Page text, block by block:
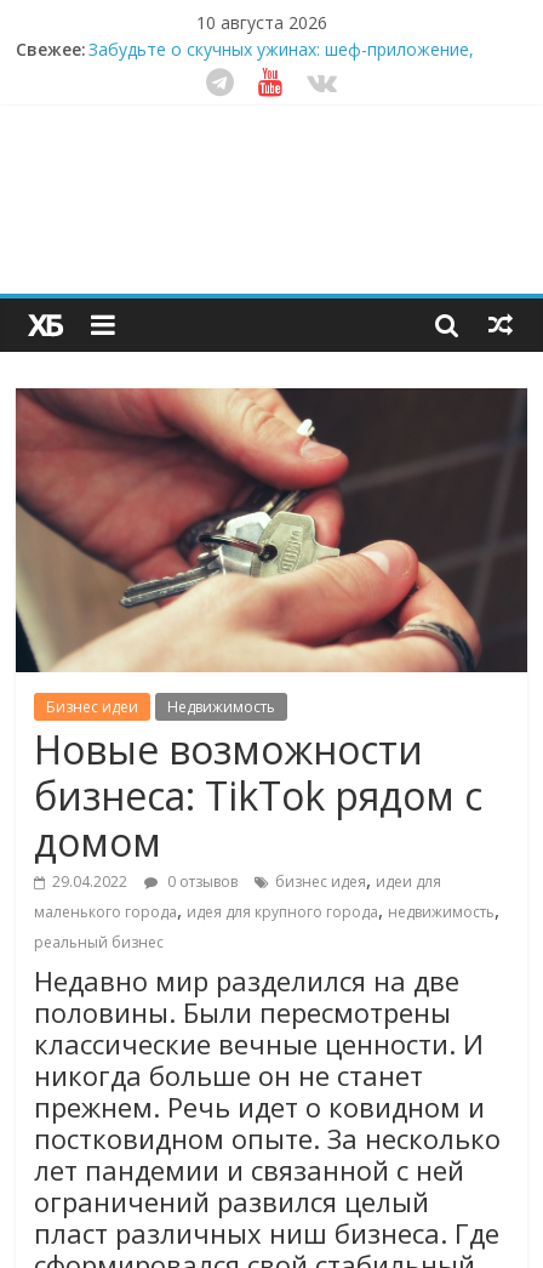
10 августа 2026
Свежее:
Секрет супергидратации: почему кокосовая вода с
пребиотиками становится главным трендом
здорового питания
Как простая наклейка заставляет миллионы людей
не забывать о самом важном креме этим летом
Бизнес идеи Недвижимость
Новые возможности
бизнеса: TikTok рядом с
домом
29.04.2022 0 отзывов бизнес идея, идеи для
маленького города, идея для крупного города, недвижимость,
реальный бизнес
Недавно мир разделился на две
половины. Были пересмотрены
классические вечные ценности. И
никогда больше он не станет
прежнем. Речь идет о ковидном и
постковидном опыте. За несколько
лет пандемии и связанной с ней
ограничений развился целый
пласт различных ниш бизнеса. Где